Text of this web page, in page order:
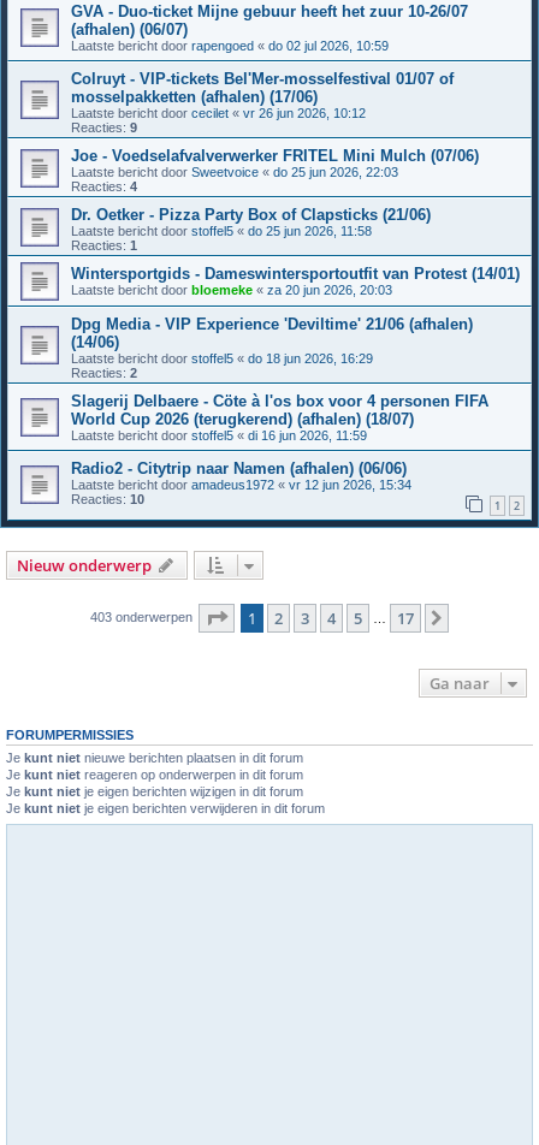
GVA - Duo-ticket Mijne gebuur heeft het zuur 10-26/07
(afhalen) (06/07)
Laatste bericht door rapengoed « do 02 jul 2026, 10:59
Colruyt - VIP-tickets Bel'Mer-mosselfestival 01/07 of
mosselpakketten (afhalen) (17/06)
Laatste bericht door cecilet « vr 26 jun 2026, 10:12
Reacties: 9
Joe - Voedselafvalverwerker FRITEL Mini Mulch (07/06)
Laatste bericht door Sweetvoice « do 25 jun 2026, 22:03
Reacties: 4
Dr. Oetker - Pizza Party Box of Clapsticks (21/06)
Laatste bericht door stoffel5 « do 25 jun 2026, 11:58
Reacties: 1
Wintersportgids - Dameswintersportoutfit van Protest (14/01)
Laatste bericht door bloemeke « za 20 jun 2026, 20:03
Dpg Media - VIP Experience 'Deviltime' 21/06 (afhalen)
(14/06)
Laatste bericht door stoffel5 « do 18 jun 2026, 16:29
Reacties: 2
Slagerij Delbaere - Cöte à l'os box voor 4 personen FIFA
World Cup 2026 (terugkerend) (afhalen) (18/07)
Laatste bericht door stoffel5 « di 16 jun 2026, 11:59
Radio2 - Citytrip naar Namen (afhalen) (06/06)
Laatste bericht door amadeus1972 « vr 12 jun 2026, 15:34
Reacties: 10 1 2
Nieuw onderwerp
403 onderwerpen Pagina van 17
1 2 3 4 5 17
Ga naar
FORUMPERMISSIES
Je kunt niet nieuwe berichten plaatsen in dit forum
Je kunt niet reageren op onderwerpen in dit forum
Je kunt niet je eigen berichten wijzigen in dit forum
Je kunt niet je eigen berichten verwijderen in dit forum